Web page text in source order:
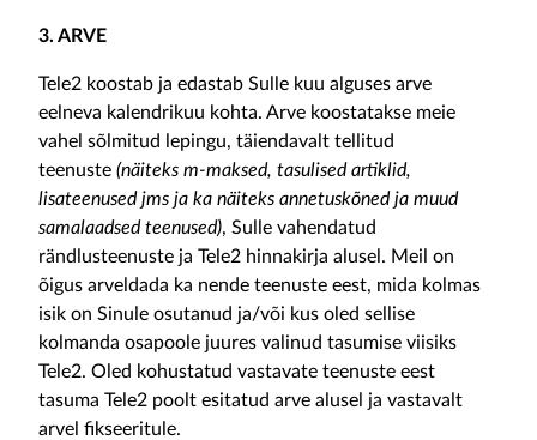
3. ARVE
Tele2 koostab ja edastab Sulle kuu alguses arve
eelneva kalendrikuu kohta. Arve koostatakse meie
vahel sõlmitud lepingu, täiendavalt tellitud
teenuste (näiteks m-maksed, tasulised artiklid,
lisateenused jms ja ka näiteks annetuskõned ja muud
samalaadsed teenused), Sulle vahendatud
rändlusteenuste ja Tele2 hinnakirja alusel. Meil on
õigus arveldada ka nende teenuste eest, mida kolmas
isik on Sinule osutanud ja/või kus oled sellise
kolmanda osapoole juures valinud tasumise viisiks
Tele2. Oled kohustatud vastavate teenuste eest
tasuma Tele2 poolt esitatud arve alusel ja vastavalt
arvel fikseeritule.